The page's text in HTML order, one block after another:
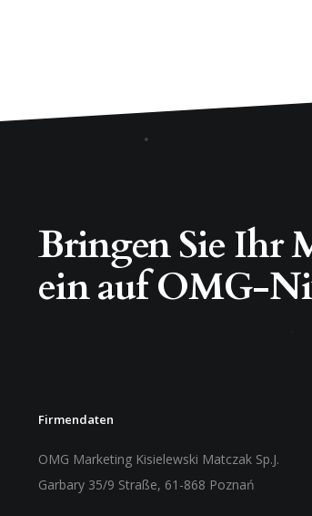
Bringen Sie Ihr
ein auf OMG-
Firmendaten
OMG Marketing Kisielewski Matczak Sp.J.
Garbary 35/9 Straße, 61-868 Poznań